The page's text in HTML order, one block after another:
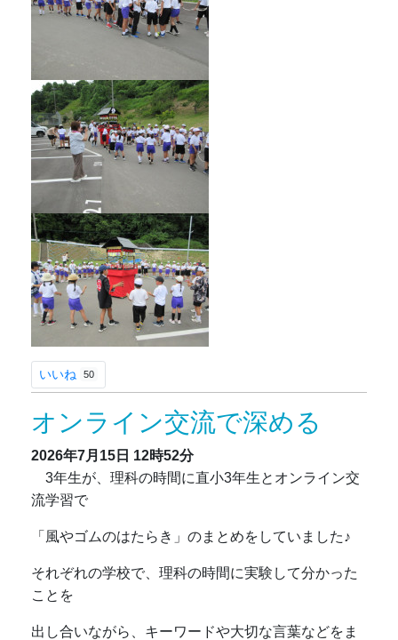
いいね 50
オンライン交流で深める
2026年7月15日 12時52分
3年生が、理科の時間に直小3年生とオンライン交
流学習で
「風やゴムのはたらき」のまとめをしていました♪
それぞれの学校で、理科の時間に実験して分かった
ことを
出し合いながら、キーワードや大切な言葉などをま